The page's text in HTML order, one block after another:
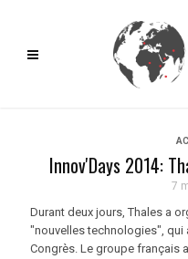
Innov'Days 2014:
7
Durant deux jours, Thales a
"nouvelles technologies", qui
Congrès. Le groupe français